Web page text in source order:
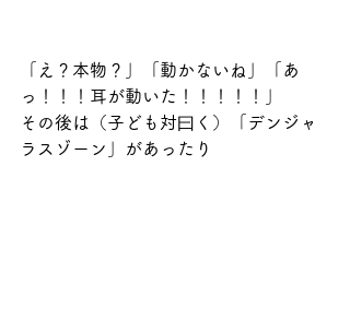
「え？本物？」「動かないね」「あ
っ！！！耳が動いた！！！！！」
その後は（子ども対曰く）「デンジャ
ラスゾーン」があったり